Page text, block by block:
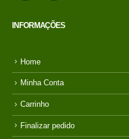
Home
Minha Conta
Carrinho